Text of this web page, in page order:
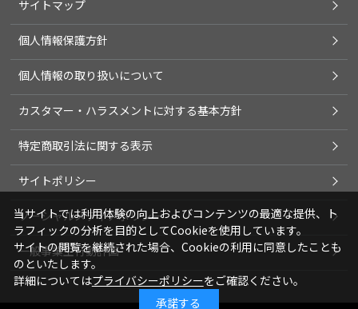
サイトマップ
個人情報保護方針
個人情報の取り扱いについて
カスタマー・ハラスメントに対する基本方針
特定商取引法に関する表示
サイトポリシー
ソーシャルメディアポリシー
一般事業主行動計画
当サイトでは利用体験の向上およびコンテンツの最適な提供、ト
ラフィックの分析を目的としてCookieを使用しています。
サイトの閲覧を継続された場合、Cookieの利用に同意したことも
のといたします。
詳細についてはプライバシーポリシーをご確認ください。
承諾する